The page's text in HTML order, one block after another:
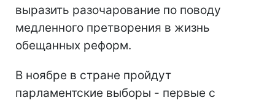
выразить разочарование по поводу
медленного претворения в жизнь
обещанных реформ.
В ноябре в стране пройдут
парламентские выборы - первые с